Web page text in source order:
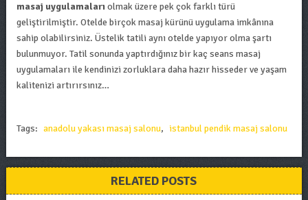
masaj uygulamalarıolmak üzere pek çok farklı türü
geliştirilmiştir. Otelde birçok masaj kürünü uygulama imkânına
sahip olabilirsiniz. Üstelik tatili aynı otelde yapıyor olma şartı
bulunmuyor. Tatil sonunda yaptırdığınız bir kaç seans masaj
uygulamaları ile kendinizi zorluklara daha hazır hisseder ve yaşam
kalitenizi artırırsınız…
Tags: anadolu yakası masaj salonu, istanbul pendik masaj salonu
RELATED POSTS